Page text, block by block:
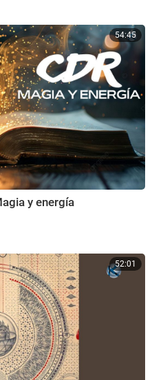
54:45
y energía
52:01